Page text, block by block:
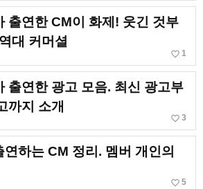
출연한 CM이 화제! 웃긴 것부
대 커머셜
favorite_border 1
출연한 광고 모음. 최신 광고부
까지 소개
favorite_border 3
연하는 CM 정리. 멤버 개인의
favorite_border 5